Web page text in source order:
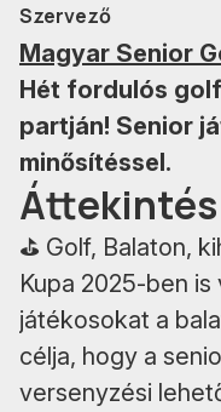
Szervező
Magyar Senior
Hét fordulós
partján! Senior
minősítéssel.
Áttekintés
⛳ Golf, Balaton,
Kupa 2025-ben
játékosokat a
célja, hogy a
versenyzési